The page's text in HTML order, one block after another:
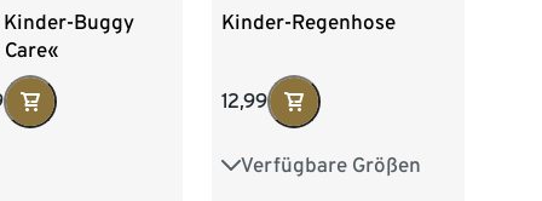
Kinder-Buggy
Kinder-Regenhose
12,99
Verfügbare Größen
86/92 98/104